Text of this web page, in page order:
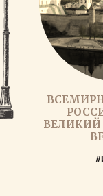
ВЕЛИКИЙ